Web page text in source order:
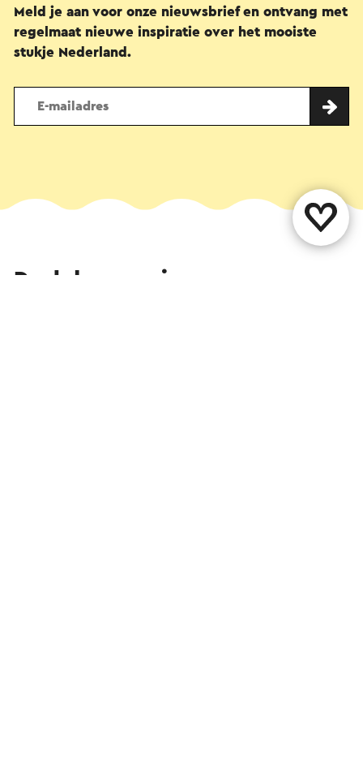
Meld je aan voor onze nieuwsbrief en ontvang met
regelmaat nieuwe inspiratie over het mooiste
stukje Nederland.
Deel deze pagina